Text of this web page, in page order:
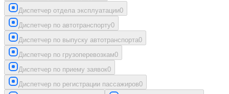
Диспетчер отдела эксплуатации0
Диспетчер по автотранспорту0
Диспетчер по выпуску автотранспорта0
Диспетчер по грузоперевозкам0
Диспетчер по приему заявок0
Диспетчер по регистрации пассажиров0